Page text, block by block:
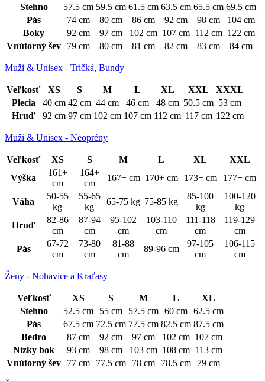
Stehno
57.5 cm 59.5 cm 61.5 cm 63.5 cm 65.5 cm 69.5 cm
Pás
74 cm 80 cm 86 cm 92 cm 98 cm
104 cm
Boky
92 cm 97 cm 102 cm 107 cm 112 cm 122 cm
Vnútorný šev
79 cm 80 cm 81 cm 82 cm 83 cm 84 cm
Muži & Unisex - Tričká, Bundy
Veľkosť XS S M L XL XXL
XXXL
Plecia
40 cm 42 cm 44 cm 46 cm 48 cm 50.5 cm 53 cm
Hruď
92 cm 97 cm 102 cm 107 cm 112 cm 117 cm 122 cm
Muži & Unisex - Neoprény
Veľkosť XS S M L XL
XXL
Výška
161+
cm
164+
cm
167+ cm 170+ cm 173+ cm 177+ cm
Váha
50-55
kg
55-65
kg
65-75 kg 75-85 kg
85-100
kg
100-120
kg
Hruď
82-86
cm
87-94
cm
95-102
cm
103-110
cm
111-118
cm
119-129
cm
Pás
67-72
cm
73-80
cm
81-88
cm
89-96 cm
97-105
cm
106-115
cm
Ženy - Nohavice a Kraťasy
Veľkosť XS S M L
XL
Stehno
52.5 cm 55 cm 57.5 cm 60 cm 62.5 cm
Pás
67.5 cm 72.5 cm 77.5 cm 82.5 cm 87.5 cm
Bedro
87 cm 92 cm 97 cm 102 cm 107 cm
Nízky bok
93 cm 98 cm 103 cm 108 cm 113 cm
Vnútorný šev
77 cm 77.5 cm 78 cm 78.5 cm 79 cm